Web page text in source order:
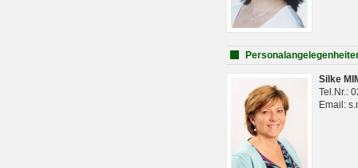
Silke
Tel.Nr.:
Email: